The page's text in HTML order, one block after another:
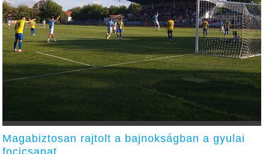
Magabiztosan rajtolt a bajnokságban a gyulai
focicsapat